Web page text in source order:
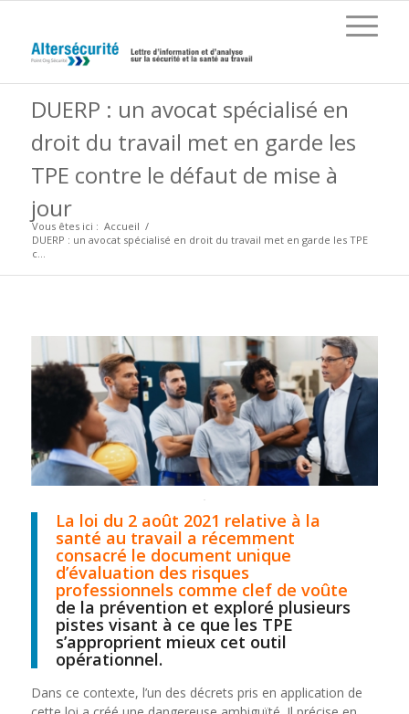
DUERP : un avocat spécialisé en
droit du travail met en garde les
TPE contre le défaut de mise à
jour
Vous êtes ici : Accueil /
DUERP : un avocat spécialisé en droit du travail met en garde les TPE
c...
La loi du 2 août 2021 relative à la
santé au travail a récemment
consacré le document unique
d’évaluation des risques
professionnels comme clef de voûte
de la prévention et exploré plusieurs
pistes visant à ce que les TPE
s’approprient mieux cet outil
opérationnel.
Dans ce contexte, l’un des décrets pris en application de